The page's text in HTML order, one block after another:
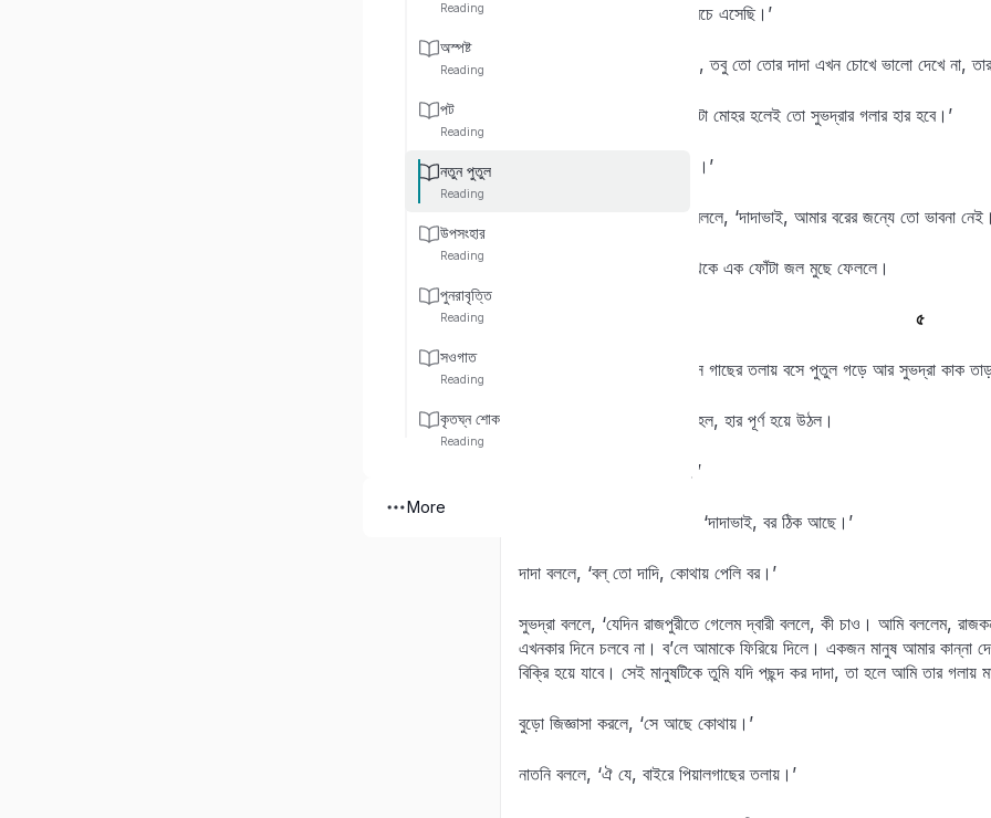
Reading
অস্পষ্ট
Reading
পট
Reading
নতুন পুতুল
Reading
উপসংহার
Reading
পুনরাবৃত্তি
Reading
সওগাত
Reading
কৃতঘ্ন শোক
Reading
More
মেয়ে বললে, ‘রাজপুরীতে গিয়ে বেচে এসেছি।’
বুড়ো হাসতে হাসতে বললে, ‘দাদি, তবু তো তোর দাদা এখন চোখে ভালো দেখে না,
মা খুশি হয়ে বললে, ‘এমন ষোলোটা মোহর হলেই তো সুভদ্রার গলার হার হবে।’
বুড়ো বললে, ‘তার আর ভাবনা কী।’
সুভদ্রা বুড়োর গলা জড়িয়ে ধরে বললে, ‘দাদাভাই, আমার বরের জন্যে তো ভাবনা
বুড়ো হাসতে লাগল, আর চোখ থেকে এক ফোঁটা জল মুছে ফেললে।
৫
বুড়োর যৌবন যেন ফিরে এল। সে গাছের তলায় বসে পুতুল গড়ে আর সুভদ্রা কাক
একে একে ষোলোটা মোহর গাঁথা হল, হার পূর্ণ হয়ে উঠল।
মা বললে, ‘এখন বর এলেই হয়।’
সুভদ্রা বুড়োর কানে কানে বললে, ‘দাদাভাই, বর ঠিক আছে।’
দাদা বললে, ‘বল্ তো দাদি, কোথায় পেলি বর।’
সুভদ্রা বললে, ‘যেদিন রাজপুরীতে গেলেম দ্বারী বললে, কী চাও। আমি বললেম,
এখনকার দিনে চলবে না। ব’লে আমাকে ফিরিয়ে দিলে। একজন মানুষ আমার
বিক্রি হয়ে যাবে। সেই মানুষটিকে তুমি যদি পছন্দ কর দাদা, তা হলে আমি তার গলায়
বুড়ো জিজ্ঞাসা করলে, ‘সে আছে কোথায়।’
নাতনি বললে, ‘ঐ যে, বাইরে পিয়ালগাছের তলায়।’